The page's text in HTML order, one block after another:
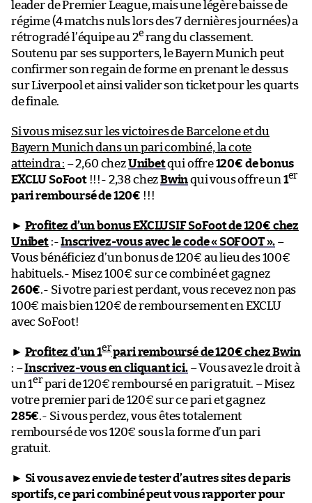
leader de Premier League, mais une légère baisse de
régime (4 matchs nuls lors des 7 dernières journées) a
rétrogradé l’équipe au 2e rang du classement.
Soutenu par ses supporters, le Bayern Munich peut
confirmer son regain de forme en prenant le dessus
sur Liverpool et ainsi valider son ticket pour les quarts
de finale.
Si vous misez sur les victoires de Barcelone et du
Bayern Munich dans un pari combiné, la cote
atteindra : – 2,60 chezUnibetqui offre120€ de bonus
EXCLU SoFoot!!!- 2,38 chezBwinqui vous offre un 1er
pari remboursé de 120€ !!!
► Profitez d’un bonus EXCLUSIF SoFoot de 120€ chez
Unibet:-Inscrivez-vous avec le code « SOFOOT ». –
Vous bénéficiez d’un bonus de 120€ au lieu des 100€
habituels.- Misez 100€ sur ce combiné et gagnez
260€.- Si votre pari est perdant, vous recevez non pas
100€ mais bien 120€ de remboursement en EXCLU
avec SoFoot!
► Profitez d’un 1erpari remboursé de 120€ chez Bwin
: –Inscrivez-vous en cliquant ici.– Vous avez le droit à
un 1er pari de 120€ remboursé en pari gratuit. – Misez
votre premier pari de 120€ sur ce pari et gagnez
285€.- Si vous perdez, vous êtes totalement
remboursé de vos 120€ sous la forme d’un pari
gratuit.
► Si vous avez envie de tester d’autres sites de paris
sportifs, ce pari combiné peut vous rapporter pour